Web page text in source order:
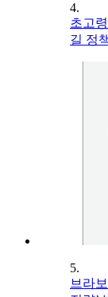
4.
초고
길 정
5.
브라